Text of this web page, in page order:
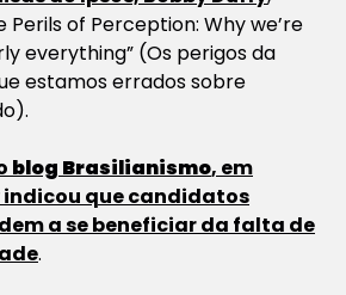
Perils of Perception: Why we’re
everything” (Os perigos da
estamos errados sobre
blog Brasilianismo, em
que candidatos
a se beneficiar da falta de
.